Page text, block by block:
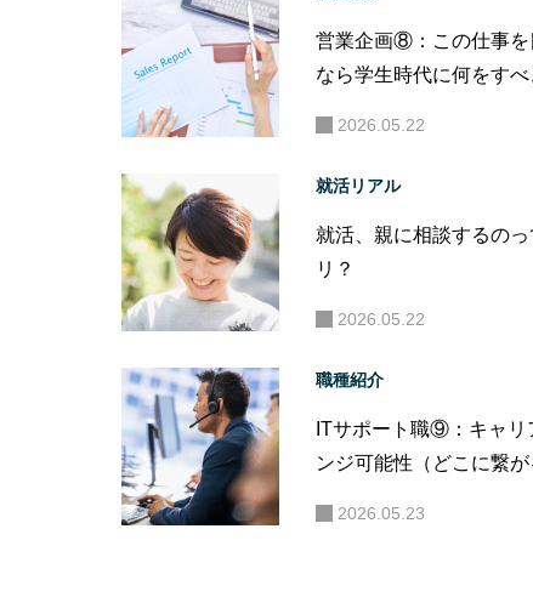
営業企画⑧：この仕事を
なら学生時代に何をす
2026.05.22
就活リアル
就活、親に相談するのっ
リ？
2026.05.22
職種紹介
ITサポート職⑨：キャリ
ンジ可能性（どこに繋が
2026.05.23